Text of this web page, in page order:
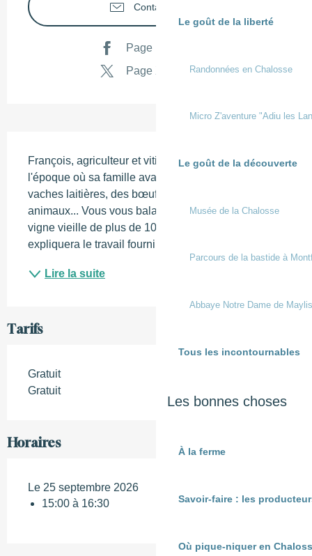
Le goût de la liberté
Randonnées en Chalosse
Micro Z'aventure "Adiu les
Le goût de la découverte
Musée de la Chalosse
Parcours de la bastide à
Abbaye Notre Dame de Maylis
Tous les incontournables
Les bonnes choses
À la ferme
Savoir-faire : les
Où pique-niquer en
Contactez-nous
Page Facebook
Page X
François, agriculteur et viticulteur, vous racontera
l'époque où sa famille avait une ferme avec des
vaches laitières, des bœufs et bien d'autres
animaux... Vous vous baladerez avec lui dans sa
vigne vieille de plus de 100 ans et il vous
expliquera le travail fourni pour l'entretenir. Il vous...
Lire la suite
Tarifs
Gratuit
Gratuit
Horaires
Le 25 septembre 2026
15:00 à 16:30